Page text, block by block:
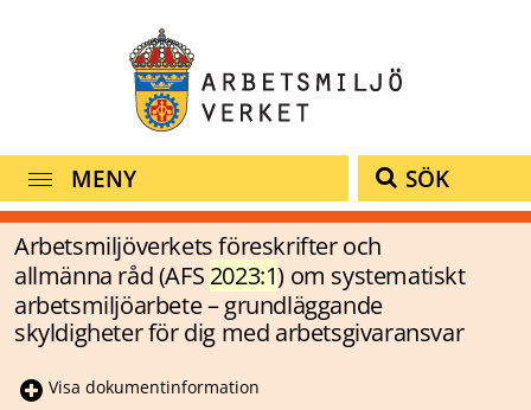
MENY SÖK
Arbetsmiljöverkets föreskrifter och
allmänna råd (AFS 2023:1) om systematiskt
arbetsmiljöarbete – grundläggande
skyldigheter för dig med arbetsgivaransvar
Visa dokumentinformation